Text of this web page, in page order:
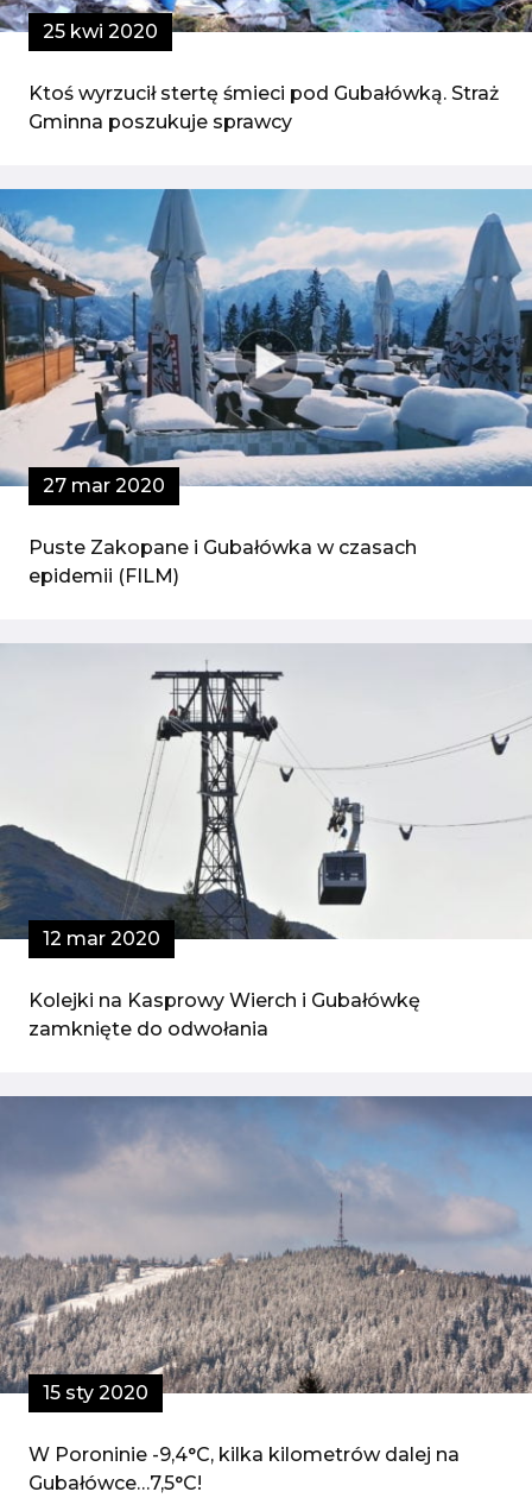
25 kwi 2020
Ktoś wyrzucił stertę śmieci pod Gubałówką. Straż
Gminna poszukuje sprawcy
27 mar 2020
Puste Zakopane i Gubałówka w czasach
epidemii (FILM)
12 mar 2020
Kolejki na Kasprowy Wierch i Gubałówkę
zamknięte do odwołania
15 sty 2020
W Poroninie -9,4°C, kilka kilometrów dalej na
Gubałówce…7,5°C!